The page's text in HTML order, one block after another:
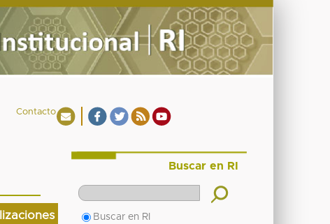
Contacto
Buscar en RI
Buscar en RI